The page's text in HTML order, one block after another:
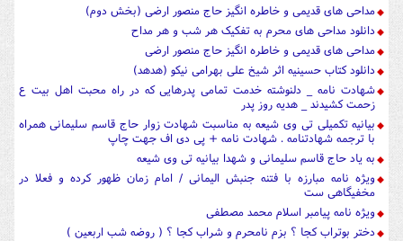
مداحی های قدیمی و خاطره انگیز حاج منصور ارضی (بخش دوم)
دانلود مداحی های محرم به تفکیک هر شب و هر مداح
مداحی های قدیمی و خاطره انگیز حاج منصور ارضی
دانلود کتاب حسینیه اثر شیخ علی بهرامی نیکو (هدهد)
شهادت نامه _ دلنوشته خدمت تمامی پدرهایی که در راه محبت اهل بیت ع
زحمت کشیدند _ هدیه روز پدر
بیانیه تکمیلی تی وی شیعه به مناسبت شهادت زوار حاج قاسم سلیمانی همراه
با ترجمه شهادتنامه . شهادت نامه + پی دی اف جهت چاپ
به یاد حاج قاسم سلیمانی و شهدا بیانیه تی وی شیعه
ویژه نامه مبارزه با فتنه جنبش الیمانی / امام زمان ظهور کرده و فعلا در
مخفیگاهی ست
ویژه نامه پیامبر اسلام محمد مصطفی
دختر بوتراب کجا ؟ بزم نامحرم و شراب کجا ؟ ( روضه شب اربعین )